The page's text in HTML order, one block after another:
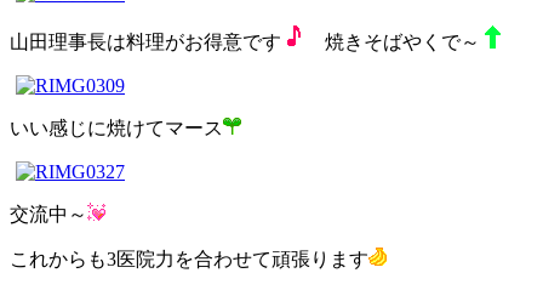
山田理事長は料理がお得意です 焼きそばやくで～
いい感じに焼けてマース
交流中～
これからも3医院力を合わせて頑張ります